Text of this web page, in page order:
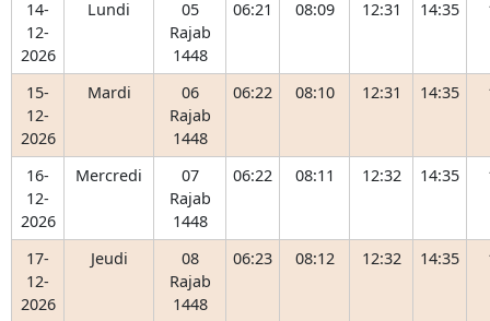
14-
12-
2026
Lundi
05
Rajab
1448
06:21 08:09 12:31 14:35
15-
12-
2026
Mardi
06
Rajab
1448
06:22 08:10 12:31 14:35
16-
12-
2026
Mercredi
07
Rajab
1448
06:22 08:11 12:32 14:35
17-
12-
2026
Jeudi
08
Rajab
1448
06:23 08:12 12:32 14:35